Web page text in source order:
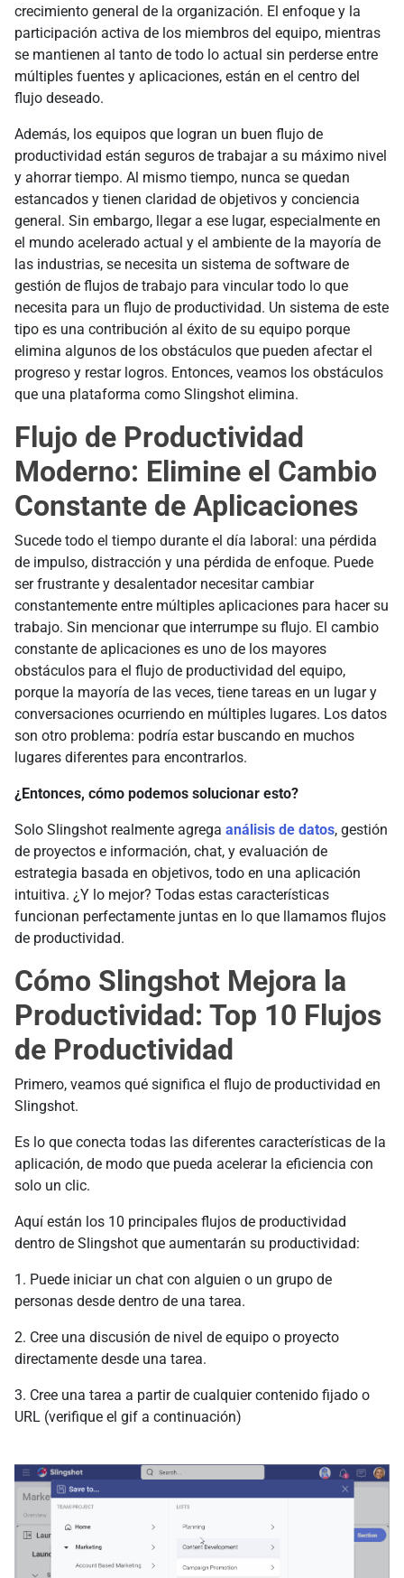
crecimiento general de la organización. El enfoque y la
participación activa de los miembros del equipo, mientras
se mantienen al tanto de todo lo actual sin perderse entre
múltiples fuentes y aplicaciones, están en el centro del
flujo deseado.
Además, los equipos que logran un buen flujo de
productividad están seguros de trabajar a su máximo nivel
y ahorrar tiempo. Al mismo tiempo, nunca se quedan
estancados y tienen claridad de objetivos y conciencia
general. Sin embargo, llegar a ese lugar, especialmente en
el mundo acelerado actual y el ambiente de la mayoría de
las industrias, se necesita un sistema de software de
gestión de flujos de trabajo para vincular todo lo que
necesita para un flujo de productividad. Un sistema de este
tipo es una contribución al éxito de su equipo porque
elimina algunos de los obstáculos que pueden afectar el
progreso y restar logros. Entonces, veamos los obstáculos
que una plataforma como Slingshot elimina.
Flujo de Productividad
Moderno: Elimine el Cambio
Constante de Aplicaciones
Sucede todo el tiempo durante el día laboral: una pérdida
de impulso, distracción y una pérdida de enfoque. Puede
ser frustrante y desalentador necesitar cambiar
constantemente entre múltiples aplicaciones para hacer su
trabajo. Sin mencionar que interrumpe su flujo. El cambio
constante de aplicaciones es uno de los mayores
obstáculos para el flujo de productividad del equipo,
porque la mayoría de las veces, tiene tareas en un lugar y
conversaciones ocurriendo en múltiples lugares. Los datos
son otro problema: podría estar buscando en muchos
lugares diferentes para encontrarlos.
¿Entonces, cómo podemos solucionar esto?
Solo Slingshot realmente agrega análisis de datos, gestión
de proyectos e información, chat, y evaluación de
estrategia basada en objetivos, todo en una aplicación
intuitiva. ¿Y lo mejor? Todas estas características
funcionan perfectamente juntas en lo que llamamos flujos
de productividad.
Cómo Slingshot Mejora la
Productividad: Top 10 Flujos
de Productividad
Primero, veamos qué significa el flujo de productividad en
Slingshot.
Es lo que conecta todas las diferentes características de la
aplicación, de modo que pueda acelerar la eficiencia con
solo un clic.
Aquí están los 10 principales flujos de productividad
dentro de Slingshot que aumentarán su productividad:
1. Puede iniciar un chat con alguien o un grupo de
personas desde dentro de una tarea.
2. Cree una discusión de nivel de equipo o proyecto
directamente desde una tarea.
3. Cree una tarea a partir de cualquier contenido fijado o
URL (verifique el gif a continuación)